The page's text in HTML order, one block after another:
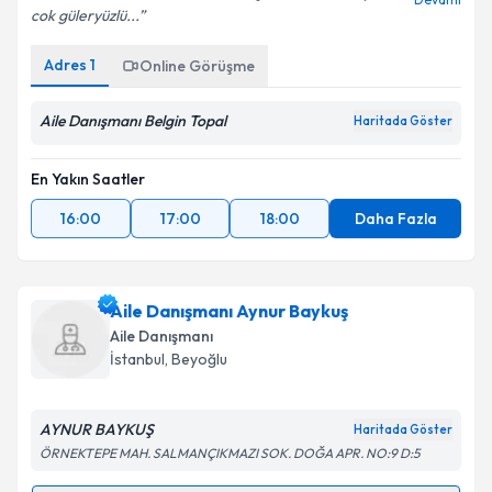
Kişisel verilerimin işlenmesine ilişkinAydınlatma
Metni 'ni okudum ve kişisel verilerimin belirtilen
Takvim Talebini Gönder
cok güleryüzlü...
Adres 1 Online Görüşme
Aile Danışmanı Belgin Topal Haritada Göster
En Yakın Saatler
16:00
17:00 18:00 Daha Fazla
Aile Danışmanı Aynur Baykuş
Aile Danışmanı
İstanbul, Beyoğlu
AYNUR BAYKUŞ Haritada Göster
ÖRNEKTEPE MAH. SALMANÇIKMAZI SOK. DOĞA APR. NO:9 D:5